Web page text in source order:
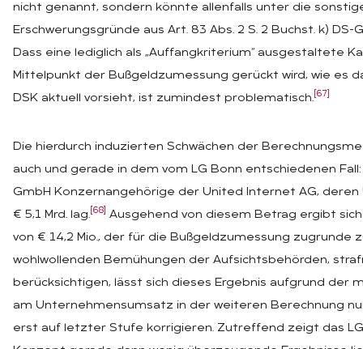
nicht genannt, sondern könnte allenfalls unter die
Erschwerungsgründe aus Art. 83 Abs. 2 S. 2 Buchst. k) DS-
Dass eine lediglich als „Auffangkriterium“ ausgestaltete
Mittelpunkt der Bußgeldzumessung gerückt wird, wie es
DSK aktuell vorsieht, ist zumindest problematisch. [67]
Die hierdurch induzierten Schwächen der
auch und gerade in dem vom LG Bonn entschiedenen
GmbH Konzernangehörige der United Internet AG,
€ 5,1 Mrd. lag. [68]
Ausgehend von diesem Betrag ergibt
von € 14,2 Mio., der für die Bußgeldzumessung zugrunde
wohlwollenden Bemühungen der Aufsichtsbehörden,
berücksichtigen, lässt sich dieses Ergebnis aufgrund der
am Unternehmensumsatz in der weiteren Berechnung
erst auf letzter Stufe korrigieren. Zutreffend zeigt das LG